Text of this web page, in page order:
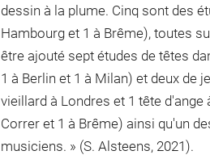
dessin à la plume. Cinq sont des
Hambourg et 1 à Brême), toutes
être ajouté sept études de têtes
1 à Berlin et 1 à Milan) et deux de
vieillard à Londres et 1 tête
Correr et 1 à Brême) ainsi qu'un
musiciens. » (S. Alsteens, 2021).